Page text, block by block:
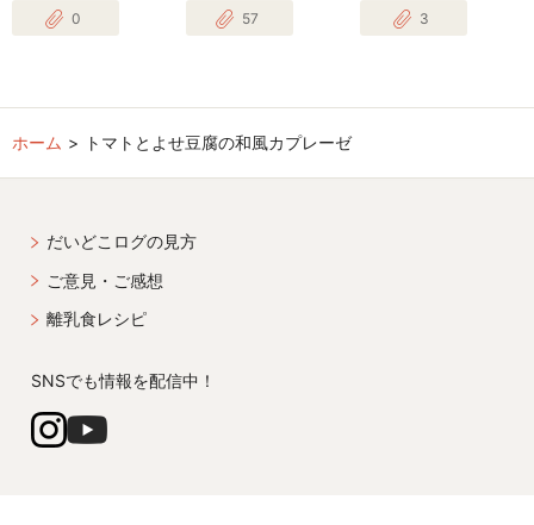
0 57 3
ホーム トマトとよせ豆腐の和風カプレーゼ
だいどこログの見方
ご意見・ご感想
離乳食レシピ
SNSでも情報を配信中！